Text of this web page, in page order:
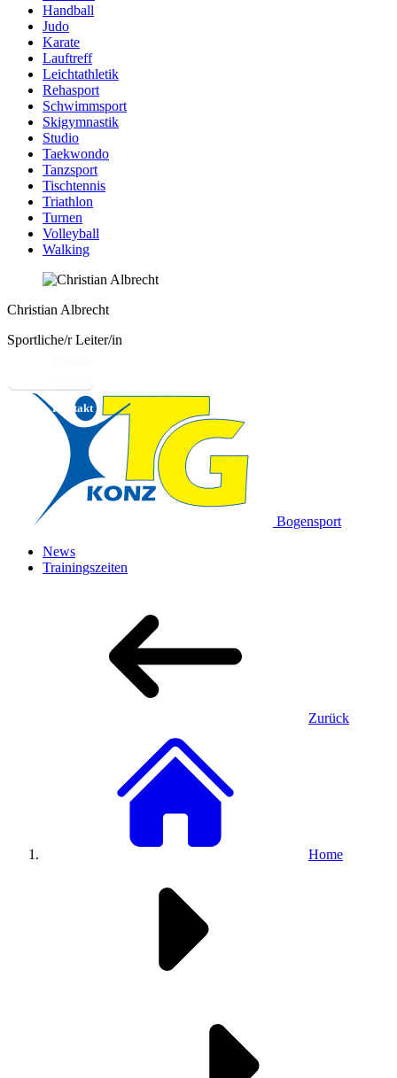
Handball
Judo
Karate
Lauftreff
Leichtathletik
Rehasport
Schwimmsport
Skigymnastik
Studio
Taekwondo
Tanzsport
Tischtennis
Triathlon
Turnen
Volleyball
Walking
Christian Albrecht
Sportliche/r Leiter/in
Bogensport
News
Trainingszeiten
Zurück
Home